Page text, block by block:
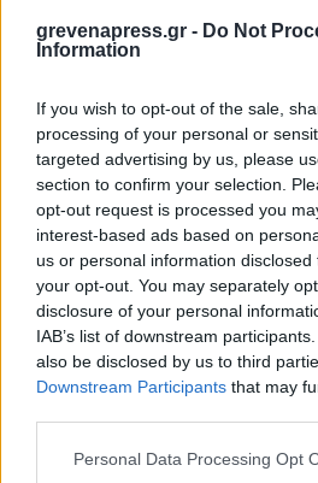
grevenapress.gr - Do Not
Information
If you wish to opt-out of the sale,
processing of your personal or
targeted advertising by us, please
section to confirm your selection.
opt-out request is processed you
interest-based ads based on
us or personal information
your opt-out. You may separately
disclosure of your personal
IAB’s list of downstream
also be disclosed by us to third
Downstream Participants that may
Personal Data Processing Opt
Αποστάσεις
ΠΕΡΙΣΣΟΤΕΡΑ
Παιδί
Διακόσμηση